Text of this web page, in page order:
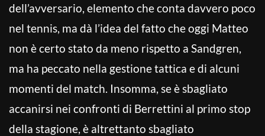
dell’avversario, elemento che conta davvero poco
nel tennis, ma dà l’idea del fatto che oggi Matteo
non è certo stato da meno rispetto a Sandgren,
ma ha peccato nella gestione tattica e di alcuni
momenti del match. Insomma, se è sbagliato
accanirsi nei confronti di Berrettini al primo stop
della stagione, è altrettanto sbagliato